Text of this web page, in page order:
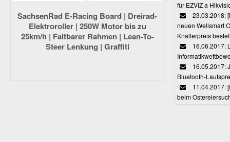
SachsenRad E-Racing Board | Dreirad-
Elektroroller | 250W Motor bis zu
25km/h | Faltbarer Rahmen | Lean-To-
Steer Lenkung | Graffiti
für EZVIZ a
23.03.2018:
neuen Wellsmart
Knallerpreis
16.06.2017:
16.05.2017:
Bluetooth-
11.04.2017:
beim